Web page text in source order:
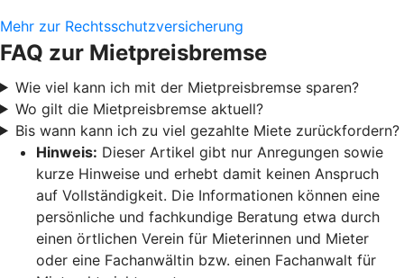
Mehr zur Rechtsschutzversicherung
FAQ zur Mietpreisbremse
Wie viel kann ich mit der Mietpreisbremse sparen?
Wo gilt die Mietpreisbremse aktuell?
Bis wann kann ich zu viel gezahlte Miete zurückfordern?
Hinweis: Dieser Artikel gibt nur Anregungen sowie
kurze Hinweise und erhebt damit keinen Anspruch
auf Vollständigkeit. Die Informationen können eine
persönliche und fachkundige Beratung etwa durch
einen örtlichen Verein für Mieterinnen und Mieter
oder eine Fachanwältin bzw. einen Fachanwalt für